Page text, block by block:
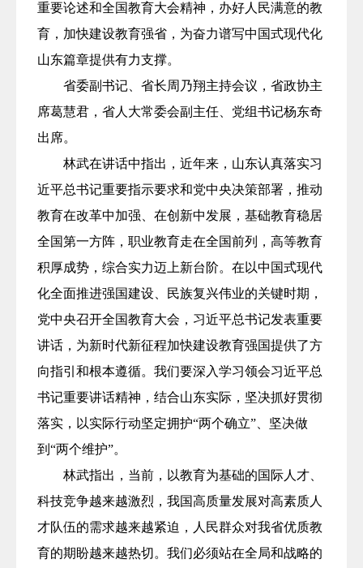
重要论述和全国教育大会精神，办好人民满意的教
育，加快建设教育强省，为奋力谱写中国式现代化
山东篇章提供有力支撑。
省委副书记、省长周乃翔主持会议，省政协主
席葛慧君，省人大常委会副主任、党组书记杨东奇
出席。
林武在讲话中指出，近年来，山东认真落实习
近平总书记重要指示要求和党中央决策部署，推动
教育在改革中加强、在创新中发展，基础教育稳居
全国第一方阵，职业教育走在全国前列，高等教育
积厚成势，综合实力迈上新台阶。在以中国式现代
化全面推进强国建设、民族复兴伟业的关键时期，
党中央召开全国教育大会，习近平总书记发表重要
讲话，为新时代新征程加快建设教育强国提供了方
向指引和根本遵循。我们要深入学习领会习近平总
书记重要讲话精神，结合山东实际，坚决抓好贯彻
落实，以实际行动坚定拥护“两个确立”、坚决做
到“两个维护”。
林武指出，当前，以教育为基础的国际人才、
科技竞争越来越激烈，我国高质量发展对高素质人
才队伍的需求越来越紧迫，人民群众对我省优质教
育的期盼越来越热切。我们必须站在全局和战略的